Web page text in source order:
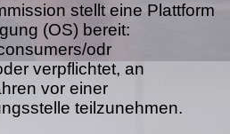
stellt eine Plattform
(OS) bereit:
odr
verpflichtet, an
vor einer
teilzunehmen.